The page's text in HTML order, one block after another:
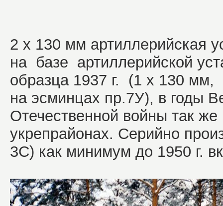
2 х 130 мм артиллерийская
на базе артиллерийской
образца 1937 г. (1 х 130 мм,
на эсминцах пр.7У), в годы
Отечественной войны так же
укрепрайонах. Серийно
3С) как минимум до 1950 г.